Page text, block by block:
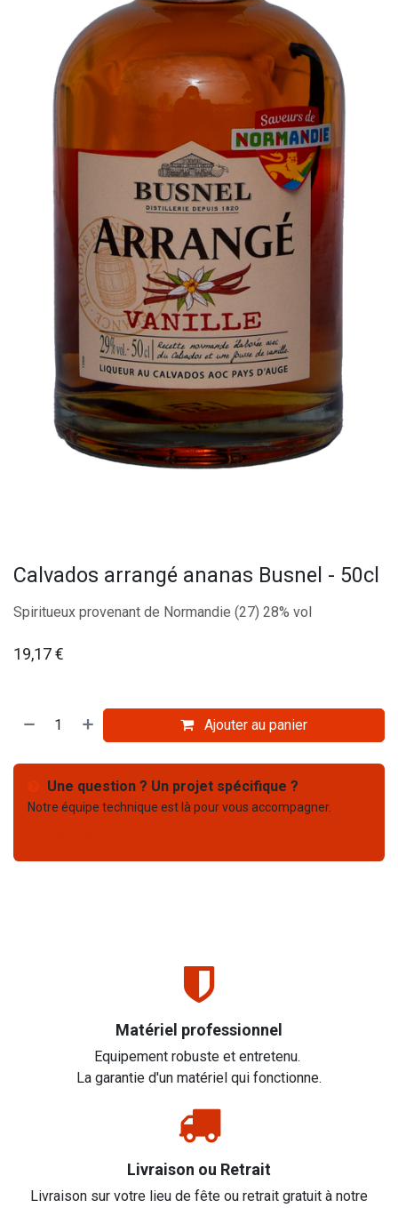
Calvados arrangé ananas Busnel - 50cl
Spiritueux provenant de Normandie (27) 28% vol
19,17€
Ajouter au panier
Une question ? Un projet spécifique ?
Notre équipe technique est là pour vous accompagner.
Matériel professionnel
Equipement robuste et entretenu.
La garantie d'un matériel qui fonctionne.
Livraison ou Retrait
Livraison sur votre lieu de fête ou retrait gratuit à notre